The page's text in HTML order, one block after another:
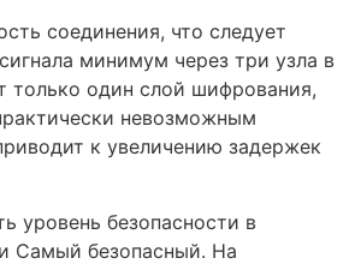
соединения, что следует
минимум через три узла в
только один слой шифрования,
невозможным
к увеличению задержек
уровень безопасности в
Самый безопасный. На